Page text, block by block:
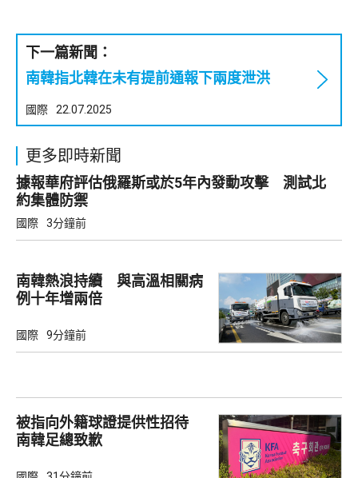
下一篇新聞：
南韓指北韓在未有提前通報下兩度泄洪
國際 22.07.2025
更多即時新聞
據報華府評估俄羅斯或於5年內發動攻擊 測試北
約集體防禦
國際 3分鐘前
南韓熱浪持續 與高溫相關病
例十年增兩倍
國際 9分鐘前
被指向外籍球證提供性招待
南韓足總致歉